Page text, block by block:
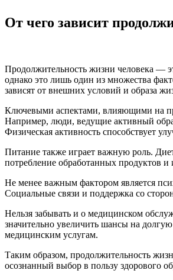
От чего зависит
Продолжительность жизни человека —
однако это лишь один из множества
зависят от внешних условий и образа
Ключевыми аспектами, влияющими на
Например, люди, ведущие активный
Физическая активность способствует
Питание также играет важную роль.
потребление обработанных продуктов и
Не менее важным фактором является
Социальные связи и поддержка со
Нельзя забывать и о медицинском
значительно увеличить шансы на
медицинским услугам.
Таким образом, продолжительность
осознанный выбор в пользу здорового